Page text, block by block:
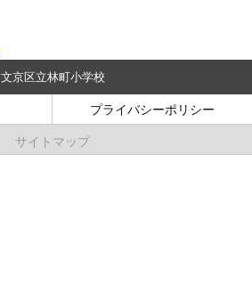
文京区立林町小学校
プライバシーポリシー
サイトマップ